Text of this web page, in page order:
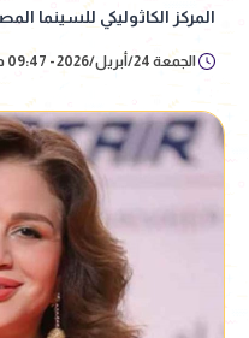
المركز الكاثوليكي للسينما
الجمعة 24/أبريل/2026 - 09:47 م